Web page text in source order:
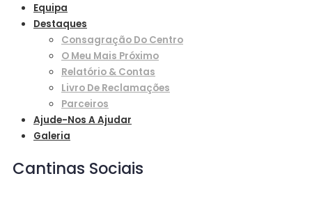
Equipa
Destaques
Consagração Do Centro
O Meu Mais Próximo
Relatório & Contas
Livro De Reclamações
Parceiros
Ajude-Nos A Ajudar
Galeria
Cantinas Sociais